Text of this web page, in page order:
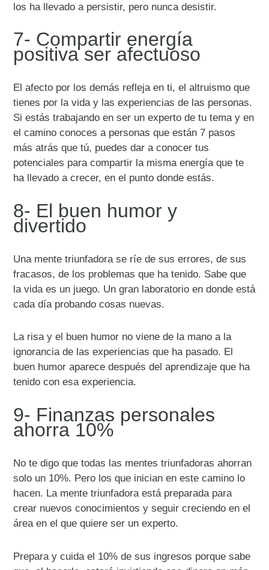
los ha llevado a persistir, pero nunca desistir.
7- Compartir energía
positiva ser afectuoso
El afecto por los demás refleja en ti, el altruismo que
tienes por la vida y las experiencias de las personas.
Si estás trabajando en ser un experto de tu tema y en
el camino conoces a personas que están 7 pasos
más atrás que tú, puedes dar a conocer tus
potenciales para compartir la misma energía que te
ha llevado a crecer, en el punto donde estás.
8- El buen humor y
divertido
Una mente triunfadora se ríe de sus errores, de sus
fracasos, de los problemas que ha tenido. Sabe que
la vida es un juego. Un gran laboratorio en donde está
cada día probando cosas nuevas.
La risa y el buen humor no viene de la mano a la
ignorancia de las experiencias que ha pasado. El
buen humor aparece después del aprendizaje que ha
tenido con esa experiencia.
9- Finanzas personales
ahorra 10%
No te digo que todas las mentes triunfadoras ahorran
solo un 10%. Pero los que inician en este camino lo
hacen. La mente triunfadora está preparada para
crear nuevos conocimientos y seguir creciendo en el
área en el que quiere ser un experto.
Prepara y cuida el 10% de sus ingresos porque sabe